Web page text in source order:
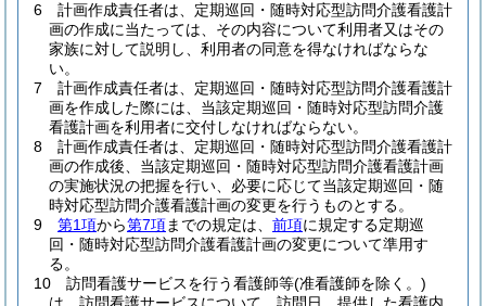
6
計画作成責任者は、定期巡回・随時対応型訪問介護看護計
画の作成に当たっては、その内容について利用者又はその
家族に対して説明し、利用者の同意を得なければならな
い。
7
計画作成責任者は、定期巡回・随時対応型訪問介護看護計
画を作成した際には、当該定期巡回・随時対応型訪問介護
看護計画を利用者に交付しなければならない。
8
計画作成責任者は、定期巡回・随時対応型訪問介護看護計
画の作成後、当該定期巡回・随時対応型訪問介護看護計画
の実施状況の把握を行い、必要に応じて当該定期巡回・随
時対応型訪問介護看護計画の変更を行うものとする。
9
第1項から第7項までの規定は、 前項に規定する定期巡
回・随時対応型訪問介護看護計画の変更について準用す
る。
10
訪問看護サービスを行う看護師等(准看護師を除く。)